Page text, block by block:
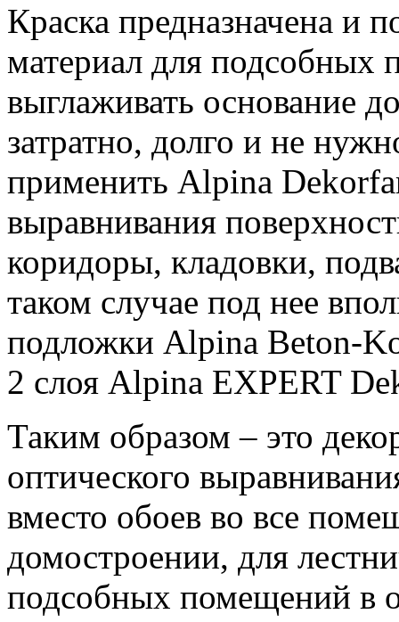
Краска предназначена и
материал для подсобных
выглаживать основание
затратно, долго и не
применить Alpina
выравнивания
коридоры, кладовки,
таком случае под нее
подложки Alpina Beton-
2 слоя Alpina EXPERT
Таким образом – это
оптического
вместо обоев во все
домостроении, для
подсобных помещений в